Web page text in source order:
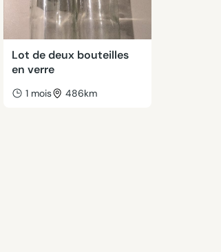
Lot de deux bouteilles
en verre
1 mois 486km